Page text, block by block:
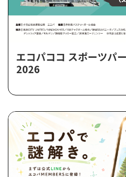
エコパココ スポーツパ
2026